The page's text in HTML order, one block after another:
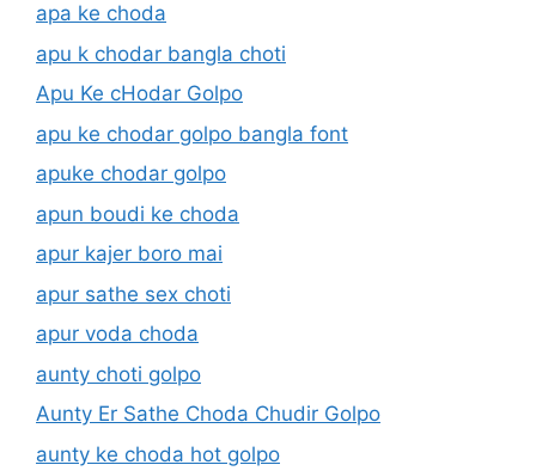
apa ke choda
apu k chodar bangla choti
Apu Ke cHodar Golpo
apu ke chodar golpo bangla font
apuke chodar golpo
apun boudi ke choda
apur kajer boro mai
apur sathe sex choti
apur voda choda
aunty choti golpo
Aunty Er Sathe Choda Chudir Golpo
aunty ke choda hot golpo